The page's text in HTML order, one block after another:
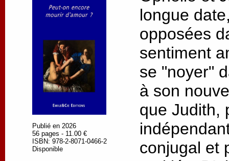
Publié en 2026
56 pages - 11.00 €
ISBN: 978-2-8071-0466-2
Disponible
longue
opposées
sentiment
se "noyer"
à son
que Judith,
conjugal et